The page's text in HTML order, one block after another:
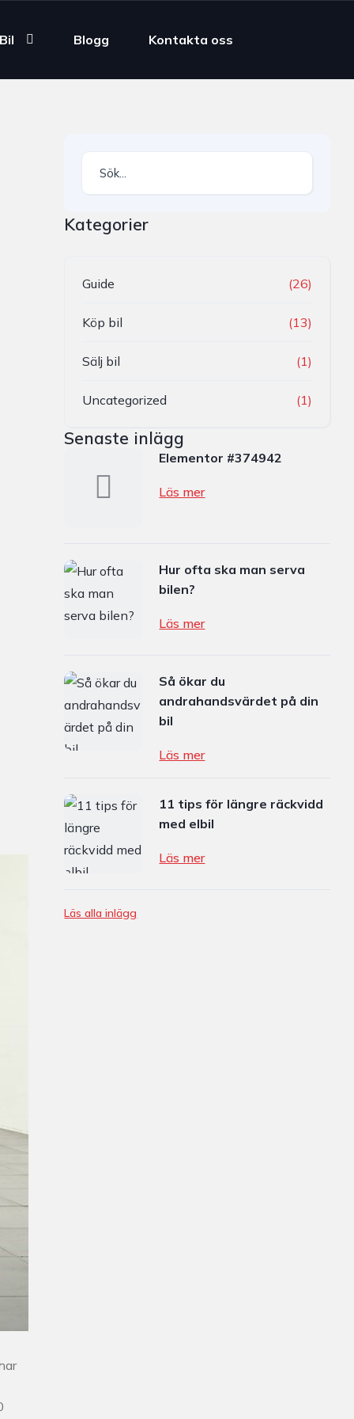
Blogg Kontakta oss
Kategorier
Guide (26)
Köp bil (13)
Sälj bil (1)
Uncategorized (1)
Senaste inlägg
Elementor #374942
Läs mer
Hur ofta ska man serva
bilen?
Läs mer
Så ökar du
andrahandsvärdet på din
bil
Läs mer
11 tips för längre räckvidd
med elbil
Läs mer
Läs alla inlägg